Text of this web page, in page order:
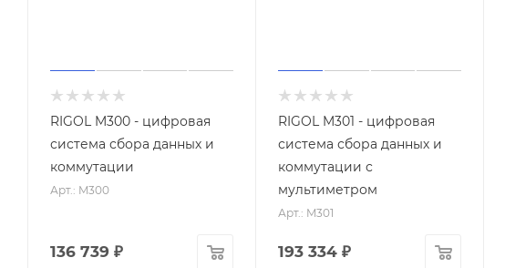
RIGOL M300 - цифровая
система сбора данных и
коммутации
Арт.: M300
136 739 ₽
RIGOL M301 - цифровая
система сбора данных и
коммутации с
мультиметром
Арт.: M301
193 334 ₽